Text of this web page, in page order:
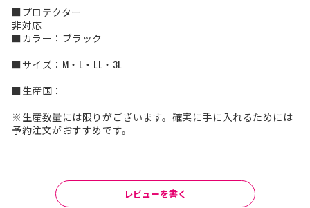
■プロテクター
非対応
■カラー：ブラック
■サイズ：M・L・LL・3L
■生産国：
※生産数量には限りがございます。確実に手に入れるためには
予約注文がおすすめです。
レビューを書く